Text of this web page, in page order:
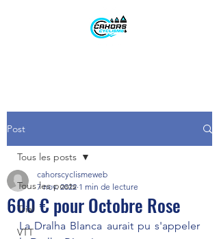
Post
Tous les posts
Trial
VTT
Tous les posts
600 € pour Octobre Rose
cahorscyclismeweb
7 nov. 2022 1 min de lecture
La Dralha Blanca aurait pu s'appeler